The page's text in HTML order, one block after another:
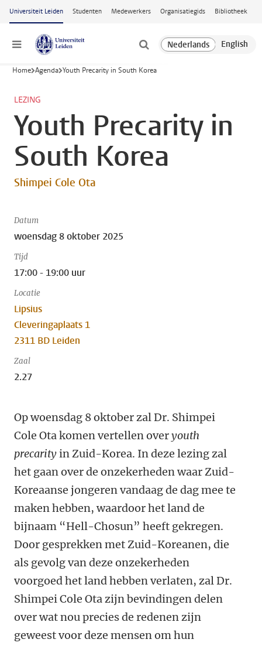
Ga naar hoofdinhoud
Universiteit Leiden Studenten Medewerkers Organisatiegids Bibliotheek
Menu
Home Agenda Youth Precarity in South Korea
LEZING
Youth Precarity in
South Korea
Shimpei Cole Ota
Datum
woensdag 8 oktober 2025
Tijd
17:00 - 19:00 uur
Locatie
Lipsius
Cleveringaplaats 1
2311 BD Leiden
Zaal
2.27
Op woensdag 8 oktober zal Dr. Shimpei
Cole Ota komen vertellen overyouth
precarityin Zuid-Korea. In deze lezing zal
het gaan over de onzekerheden waar Zuid-
Koreaanse jongeren vandaag de dag mee te
maken hebben, waardoor het land de
bijnaam “Hell-Chosun” heeft gekregen.
Door gesprekken met Zuid-Koreanen, die
als gevolg van deze onzekerheden
voorgoed het land hebben verlaten, zal Dr.
Shimpei Cole Ota zijn bevindingen delen
over wat nou precies de redenen zijn
geweest voor deze mensen om hun